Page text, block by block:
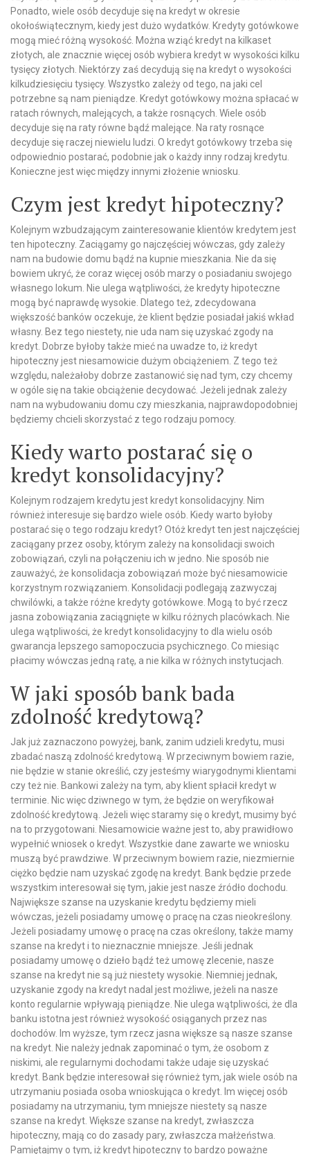
Ponadto, wiele osób decyduje się na kredyt w okresie
okołoświątecznym, kiedy jest dużo wydatków. Kredyty gotówkowe
mogą mieć różną wysokość. Można wziąć kredyt na kilkaset
złotych, ale znacznie więcej osób wybiera kredyt w wysokości kilku
tysięcy złotych. Niektórzy zaś decydują się na kredyt o wysokości
kilkudziesięciu tysięcy. Wszystko zależy od tego, na jaki cel
potrzebne są nam pieniądze. Kredyt gotówkowy można spłacać w
ratach równych, malejących, a także rosnących. Wiele osób
decyduje się na raty równe bądź malejące. Na raty rosnące
decyduje się raczej niewielu ludzi. O kredyt gotówkowy trzeba się
odpowiednio postarać, podobnie jak o każdy inny rodzaj kredytu.
Konieczne jest więc między innymi złożenie wniosku.
Czym jest kredyt hipoteczny?
Kolejnym wzbudzającym zainteresowanie klientów kredytem jest
ten hipoteczny. Zaciągamy go najczęściej wówczas, gdy zależy
nam na budowie domu bądź na kupnie mieszkania. Nie da się
bowiem ukryć, że coraz więcej osób marzy o posiadaniu swojego
własnego lokum. Nie ulega wątpliwości, że kredyty hipoteczne
mogą być naprawdę wysokie. Dlatego też, zdecydowana
większość banków oczekuje, że klient będzie posiadał jakiś wkład
własny. Bez tego niestety, nie uda nam się uzyskać zgody na
kredyt. Dobrze byłoby także mieć na uwadze to, iż kredyt
hipoteczny jest niesamowicie dużym obciążeniem. Z tego też
względu, należałoby dobrze zastanowić się nad tym, czy chcemy
w ogóle się na takie obciążenie decydować. Jeżeli jednak zależy
nam na wybudowaniu domu czy mieszkania, najprawdopodobniej
będziemy chcieli skorzystać z tego rodzaju pomocy.
Kiedy warto postarać się o
kredyt konsolidacyjny?
Kolejnym rodzajem kredytu jest kredyt konsolidacyjny. Nim
również interesuje się bardzo wiele osób. Kiedy warto byłoby
postarać się o tego rodzaju kredyt? Otóż kredyt ten jest najczęściej
zaciągany przez osoby, którym zależy na konsolidacji swoich
zobowiązań, czyli na połączeniu ich w jedno. Nie sposób nie
zauważyć, że konsolidacja zobowiązań może być niesamowicie
korzystnym rozwiązaniem. Konsolidacji podlegają zazwyczaj
chwilówki, a także różne kredyty gotówkowe. Mogą to być rzecz
jasna zobowiązania zaciągnięte w kilku różnych placówkach. Nie
ulega wątpliwości, że kredyt konsolidacyjny to dla wielu osób
gwarancja lepszego samopoczucia psychicznego. Co miesiąc
płacimy wówczas jedną ratę, a nie kilka w różnych instytucjach.
W jaki sposób bank bada
zdolność kredytową?
Jak już zaznaczono powyżej, bank, zanim udzieli kredytu, musi
zbadać naszą zdolność kredytową. W przeciwnym bowiem razie,
nie będzie w stanie określić, czy jesteśmy wiarygodnymi klientami
czy też nie. Bankowi zależy na tym, aby klient spłacił kredyt w
terminie. Nic więc dziwnego w tym, że będzie on weryfikował
zdolność kredytową. Jeżeli więc staramy się o kredyt, musimy być
na to przygotowani. Niesamowicie ważne jest to, aby prawidłowo
wypełnić wniosek o kredyt. Wszystkie dane zawarte we wniosku
muszą być prawdziwe. W przeciwnym bowiem razie, niezmiernie
ciężko będzie nam uzyskać zgodę na kredyt. Bank będzie przede
wszystkim interesował się tym, jakie jest nasze źródło dochodu.
Największe szanse na uzyskanie kredytu będziemy mieli
wówczas, jeżeli posiadamy umowę o pracę na czas nieokreślony.
Jeżeli posiadamy umowę o pracę na czas określony, także mamy
szanse na kredyt i to nieznacznie mniejsze. Jeśli jednak
posiadamy umowę o dzieło bądź też umowę zlecenie, nasze
szanse na kredyt nie są już niestety wysokie. Niemniej jednak,
uzyskanie zgody na kredyt nadal jest możliwe, jeżeli na nasze
konto regularnie wpływają pieniądze. Nie ulega wątpliwości, że dla
banku istotna jest również wysokość osiąganych przez nas
dochodów. Im wyższe, tym rzecz jasna większe są nasze szanse
na kredyt. Nie należy jednak zapominać o tym, że osobom z
niskimi, ale regularnymi dochodami także udaje się uzyskać
kredyt. Bank będzie interesował się również tym, jak wiele osób na
utrzymaniu posiada osoba wnioskująca o kredyt. Im więcej osób
posiadamy na utrzymaniu, tym mniejsze niestety są nasze
szanse na kredyt. Większe szanse na kredyt, zwłaszcza
hipoteczny, mają co do zasady pary, zwłaszcza małżeństwa.
Pamiętajmy o tym, iż kredyt hipoteczny to bardzo poważne